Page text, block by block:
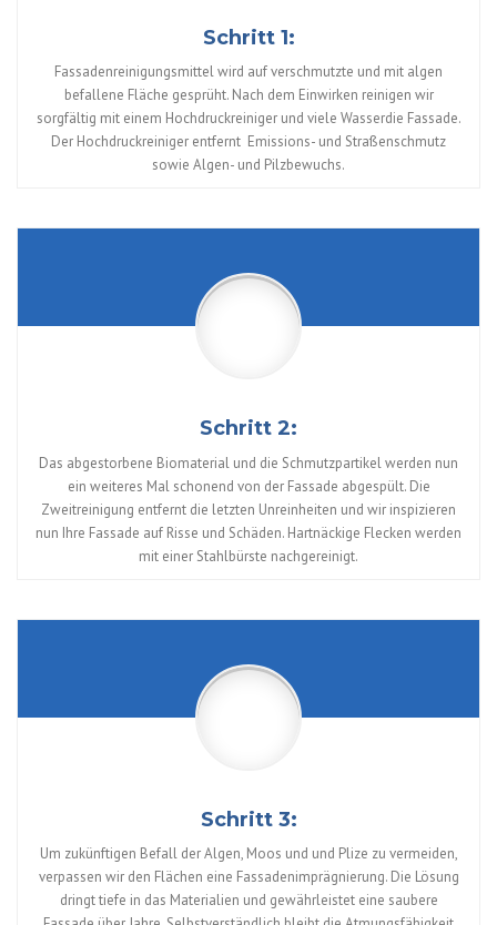
Schritt 1:
Fassadenreinigungsmittel wird auf verschmutzte und mit algen
befallene Fläche gesprüht. Nach dem Einwirken reinigen wir
sorgfältig mit einem Hochdruckreiniger und viele Wasserdie Fassade.
Der Hochdruckreiniger entfernt Emissions- und Straßenschmutz
sowie Algen- und Pilzbewuchs.
Schritt 2:
Das abgestorbene Biomaterial und die Schmutzpartikel werden nun
ein weiteres Mal schonend von der Fassade abgespült. Die
Zweitreinigung entfernt die letzten Unreinheiten und wir inspizieren
nun Ihre Fassade auf Risse und Schäden. Hartnäckige Flecken werden
mit einer Stahlbürste nachgereinigt.
Schritt 3:
Um zukünftigen Befall der Algen, Moos und und Plize zu vermeiden,
verpassen wir den Flächen eine Fassadenimprägnierung. Die Lösung
dringt tiefe in das Materialien und gewährleistet eine saubere